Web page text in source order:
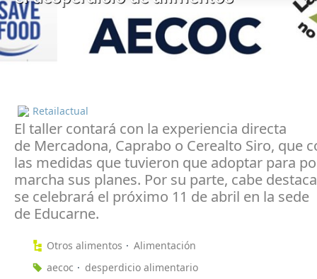
Retailactual
El taller contará con la experiencia directa
de Mercadona, Caprabo o Cerealto Siro, que
las medidas que tuvieron que adoptar para
marcha sus planes. Por su parte, cabe
se celebrará el próximo 11 de abril en la sede
de Educarne.
Otros alimentos
Alimentación
aecoc
desperdicio alimentario